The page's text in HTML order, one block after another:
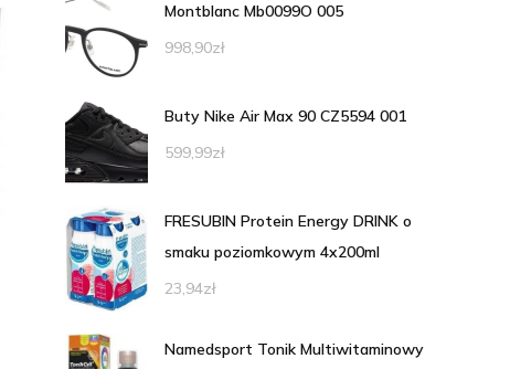
Montblanc Mb0099O 005
998,90zł
Buty Nike Air Max 90 CZ5594 001
599,99zł
FRESUBIN Protein Energy DRINK o
smaku poziomkowym 4x200ml
23,94zł
Namedsport Tonik Multiwitaminowy